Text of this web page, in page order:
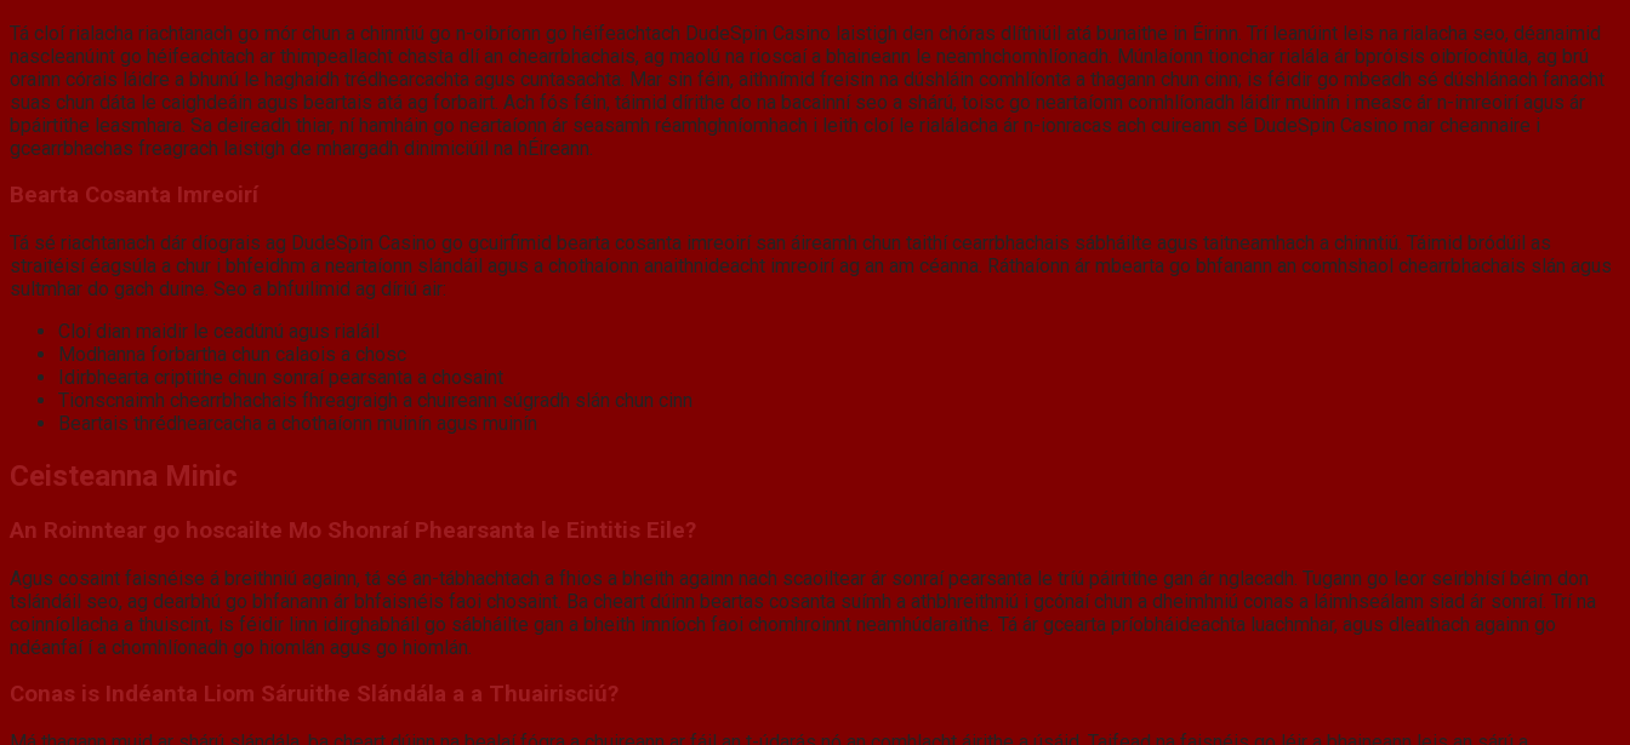
Tá cloí rialacha riachtanach go mór chun a chinntiú go n-oibríonn go héifeachtach DudeSpin Casino laistigh den chóras dlíthiúil atá bunaithe in Éirinn. Trí leanúint leis na rialacha seo, déanaimid
nascleanúint go héifeachtach ar thimpeallacht chasta dlí an chearrbhachais, ag maolú na rioscaí a bhaineann le neamhchomhlíonadh. Múnlaíonn tionchar rialála ár bpróisis oibríochtúla, ag brú
orainn córais láidre a bhunú le haghaidh trédhearcachta agus cuntasachta. Mar sin féin, aithnímid freisin na dúshláin comhlíonta a thagann chun cinn; is féidir go mbeadh sé dúshlánach fanacht
suas chun dáta le caighdeáin agus beartais atá ag forbairt. Ach fós féin, táimid dírithe do na bacainní seo a shárú, toisc go neartaíonn comhlíonadh láidir muinín i measc ár n-imreoirí agus ár
bpáirtithe leasmhara. Sa deireadh thiar, ní hamháin go neartaíonn ár seasamh réamhghníomhach i leith cloí le rialálacha ár n-ionracas ach cuireann sé DudeSpin Casino mar cheannaire i
gcearrbhachas freagrach laistigh de mhargadh dinimiciúil na hÉireann.
Bearta Cosanta Imreoirí
Tá sé riachtanach dár díograis ag DudeSpin Casino go gcuirfimid bearta cosanta imreoirí san áireamh chun taithí cearrbhachais sábháilte agus taitneamhach a chinntiú. Táimid bródúil as
straitéisí éagsúla a chur i bhfeidhm a neartaíonn slándáil agus a chothaíonn anaithnideacht imreoirí ag an am céanna. Ráthaíonn ár mbearta go bhfanann an comhshaol chearrbhachais slán agus
sultmhar do gach duine. Seo a bhfuilimid ag díriú air:
Cloí dian maidir le ceadúnú agus rialáil
Modhanna forbartha chun calaois a chosc
Idirbhearta criptithe chun sonraí pearsanta a chosaint
Tionscnaimh chearrbhachais fhreagraigh a chuireann súgradh slán chun cinn
Beartais thrédhearcacha a chothaíonn muinín agus muinín
Ceisteanna Minic
An Roinntear go hoscailte Mo Shonraí Phearsanta le Eintitis Eile?
Agus cosaint faisnéise á breithniú againn, tá sé an-tábhachtach a fhios a bheith againn nach scaoiltear ár sonraí pearsanta le tríú páirtithe gan ár nglacadh. Tugann go leor seirbhísí béim don
tslándáil seo, ag dearbhú go bhfanann ár bhfaisnéis faoi chosaint. Ba cheart dúinn beartas cosanta suímh a athbhreithniú i gcónaí chun a dheimhniú conas a láimhseálann siad ár sonraí. Trí na
coinníollacha a thuiscint, is féidir linn idirghabháil go sábháilte gan a bheith imníoch faoi chomhroinnt neamhúdaraithe. Tá ár gcearta príobháideachta luachmhar, agus dleathach againn go
ndéanfaí í a chomhlíonadh go hiomlán agus go hiomlán.
Conas is Indéanta Liom Sáruithe Slándála a a Thuairisciú?